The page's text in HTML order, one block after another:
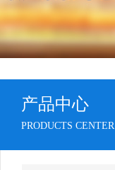
产品中心
PRODUCTS CENTER